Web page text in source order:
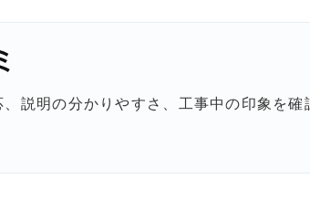
説明の分かりやすさ、工事中の印象を